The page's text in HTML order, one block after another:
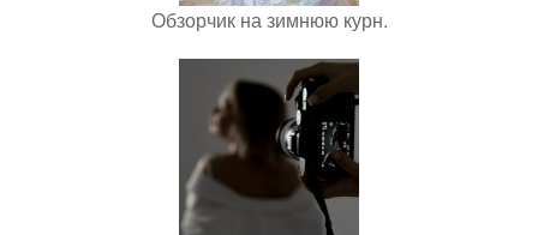
Обзорчик на зимнюю курн.